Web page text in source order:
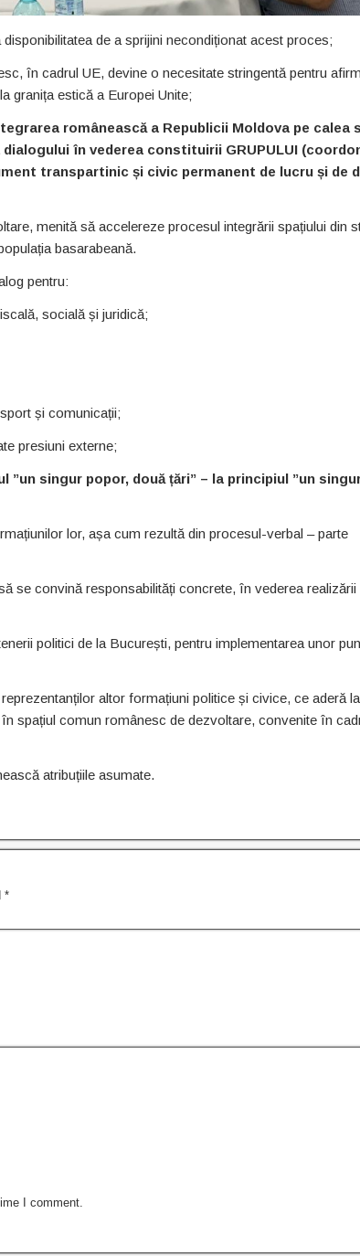
de a sprijini necondiționat acest proces;
în cadrul UE, devine o necesitate stringentă pentru
granița estică a Europei Unite;
românească a Republicii Moldova pe calea
în vederea constituirii GRUPULUI
transpartinic și civic permanent de lucru și de
menită să accelereze procesul integrării spațiului din
basarabeană.
pentru:
socială și juridică;
și comunicații;
presiuni externe;
singur popor, două țări” – la principiul ”un
lor, așa cum rezultă din procesul-verbal – parte
se convină responsabilități concrete, în vederea realizării
politici de la București, pentru implementarea unor
altor formațiuni politice și civice, ce aderă la
spațiul comun românesc de dezvoltare, convenite în
atribuțiile asumate.
*
I comment.